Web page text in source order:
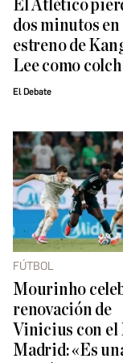
El Atlético
dos minutos en
estreno de
Lee como
El Debate
FÚTBOL
Mourinho
renovación de
Vinicius con el
Madrid: «Es